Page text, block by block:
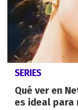
SERIES
Qué ver en
es ideal para